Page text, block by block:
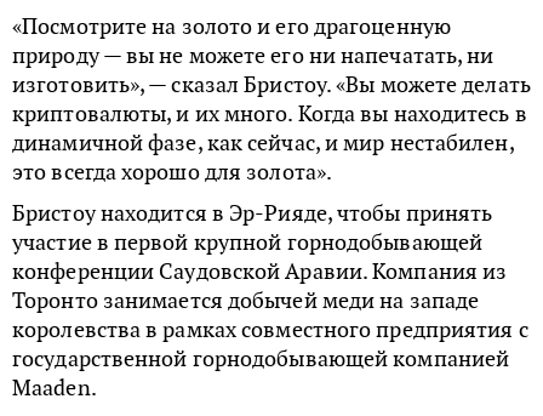
«Посмотрите на золото и его драгоценную
природу — вы не можете его ни напечатать, ни
изготовить», — сказал Бристоу. «Вы можете делать
криптовалюты, и их много. Когда вы находитесь в
динамичной фазе, как сейчас, и мир нестабилен,
это всегда хорошо для золота».
Бристоу находится в Эр-Рияде, чтобы принять
участие в первой крупной горнодобывающей
конференции Саудовской Аравии. Компания из
Торонто занимается добычей меди на западе
королевства в рамках совместного предприятия с
государственной горнодобывающей компанией
Maaden.